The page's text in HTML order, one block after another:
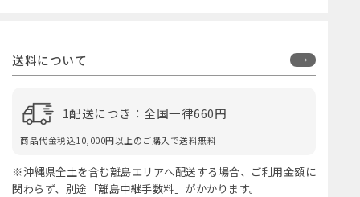
送料について
1配送につき：全国一律660円
商品代金税込10,000円以上のご購入で送料無料
※沖縄県全土を含む離島エリアへ配送する場合、ご利用金額に
関わらず、別途「離島中継手数料」がかかります。